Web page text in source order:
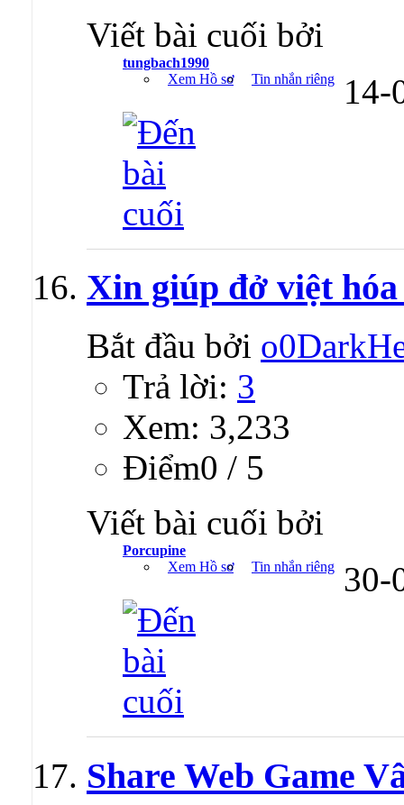
Viết bài cuối bởi
tungbach1990
Xem Hồ sơ
Tin nhắn riêng
Xin giúp đở việt
Bắt đầu bởi
Trả lời: 3
Xem: 3,233
Ðiểm0 / 5
Viết bài cuối bởi
Porcupine
Xem Hồ sơ
Tin nhắn riêng 30-
Share Web Game